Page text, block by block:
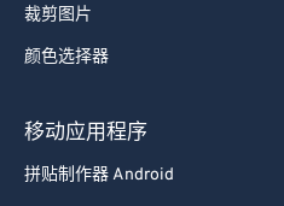
裁剪图片
颜色选择器
移动应用程序
拼贴制作器 Android